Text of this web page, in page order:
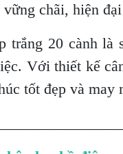
chãi, hiện
trắng 20 cành
Với thiết kế
tốt đẹp và may